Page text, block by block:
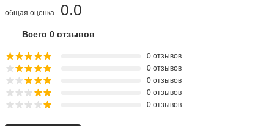
0.0
общая оценка
Всего 0 отзывов
0 отзывов
0 отзывов
0 отзывов
0 отзывов
0 отзывов